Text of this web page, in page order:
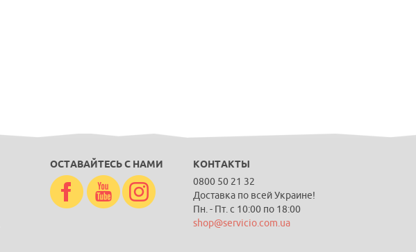
ОСТАВАЙТЕСЬ С НАМИ КОНТАКТЫ
0800 50 21 32
Доставка по всей Украине!
Пн. - Пт. с 10:00 по 18:00
shop@servicio.com.ua